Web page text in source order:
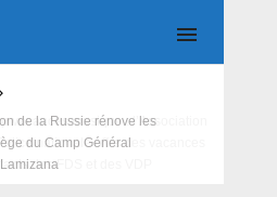
de la Russie rénove les
du Camp Général